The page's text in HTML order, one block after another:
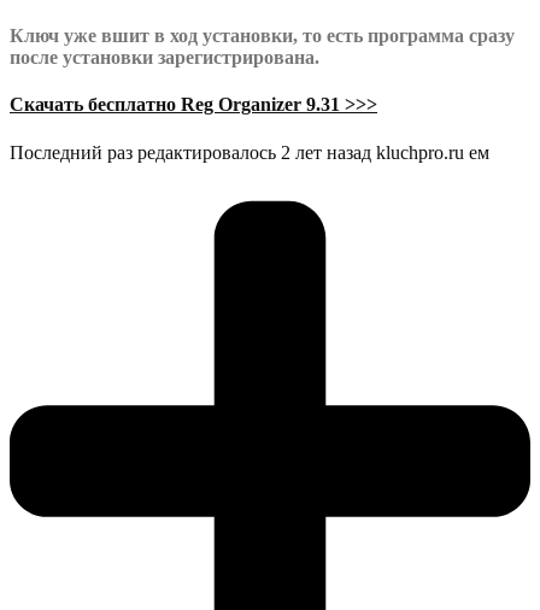
Ключ уже вшит в ход установки, то есть программа сразу
после установки зарегистрирована.
Скачать бесплатно Reg Organizer 9.31 >>>
Последний раз редактировалось 2 лет назад kluchpro.ru ем